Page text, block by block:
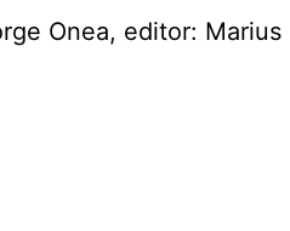
Onea, editor: